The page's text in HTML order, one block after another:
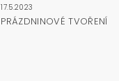
17.5.2023
PRÁZDNINOVÉ TVOŘENÍ